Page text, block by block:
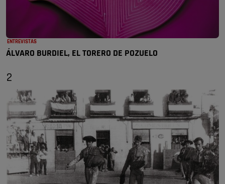
ENTREVISTAS
ÁLVARO BURDIEL, EL TORERO DE POZUELO
2